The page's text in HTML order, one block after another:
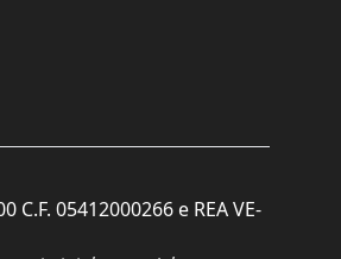
05412000266 e REA VE-